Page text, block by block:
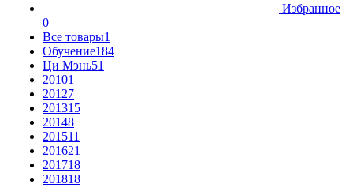
Избранное
0
Все товары1
Обучение184
Ци Мэнь51
20101
20127
201315
20148
201511
201621
201718
201818